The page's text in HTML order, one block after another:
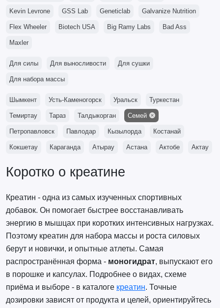
Kevin Levrone GSS Lab Geneticlab Galvanize Nutrition
Flex Wheeler Biotech USA Big Ramy Labs Bad Ass
Maxler
Для силы Для выносливости Для сушки
Для набора массы
Шымкент Усть-Каменогорск Уральск Туркестан
Темиртау Тараз Талдыкорган Семей
Петропавловск Павлодар Кызылорда Костанай
Кокшетау Караганда Атырау Астана Актобе Актау
Коротко о креатине
Креатин - одна из самых изученных спортивных
добавок. Он помогает быстрее восстанавливать
энергию в мышцах при коротких интенсивных нагрузках.
Поэтому креатин для набора массы и роста силовых
берут и новички, и опытные атлеты. Самая
распространённая форма - моногидрат, выпускают его
в порошке и капсулах. Подробнее о видах, схеме
приёма и выборе - в каталоге креатин. Точные
дозировки зависят от продукта и целей, ориентируйтесь